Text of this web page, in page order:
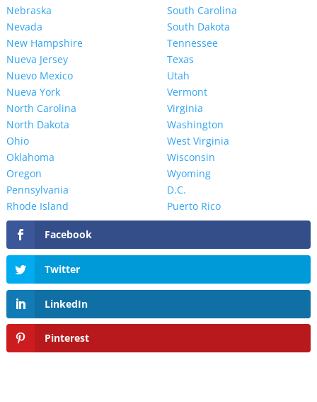
Nebraska
Nevada
New Hampshire
Nueva Jersey
Nuevo Mexico
Nueva York
North Carolina
North Dakota
Ohio
Oklahoma
Oregon
Pennsylvania
Rhode Island
South Carolina
South Dakota
Tennessee
Texas
Utah
Vermont
Virginia
Washington
West Virginia
Wisconsin
Wyoming
D.C.
Puerto Rico
Facebook
Twitter
LinkedIn
Pinterest